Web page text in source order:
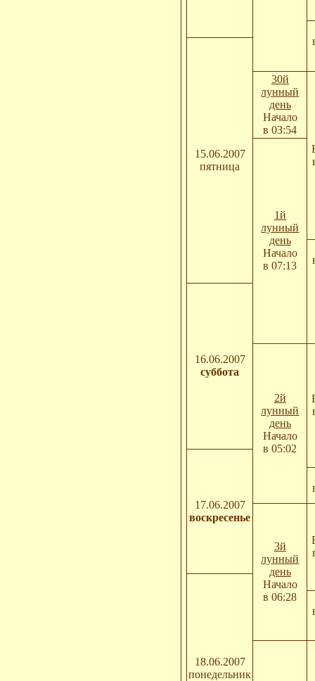
15.06.2007
пятница
30й
лунный
день
Начало
в 03:54
1й
лунный
день
Начало
в 07:13
16.06.2007
суббота
2й
лунный
день
Начало
в 05:02
17.06.2007
воскресенье
3й
лунный
день
Начало
в 06:28
18.06.2007
понедельник